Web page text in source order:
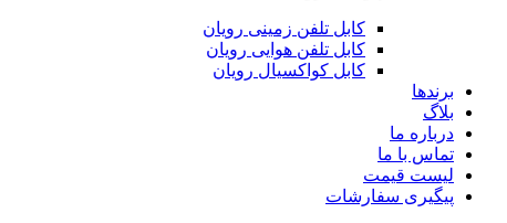
کابل تلفن زمینی رویان
کابل تلفن هوایی رویان
کابل کواکسیال رویان
برندها
بلاگ
درباره ما
تماس با ما
لیست قیمت
پیگیری سفارشات